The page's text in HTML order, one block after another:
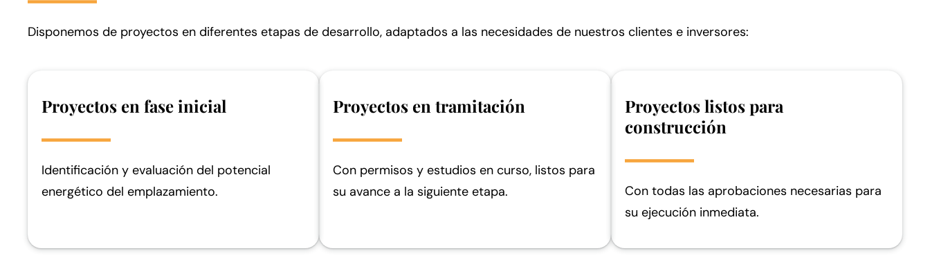
Disponemos de proyectos en diferentes etapas de desarrollo, adaptados a las necesidades de nuestros clientes e inversores:
Proyectos en fase inicial
Identificación y evaluación del potencial
energético del emplazamiento.
Proyectos en tramitación
Con permisos y estudios en curso, listos para
su avance a la siguiente etapa.
Proyectos listos para
construcción
Con todas las aprobaciones necesarias para
su ejecución inmediata.